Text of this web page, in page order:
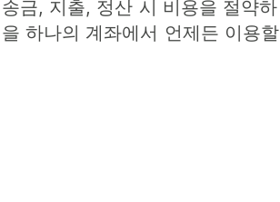
금, 지출, 정산 시 비용을 절약하
하나의 계좌에서 언제든 이용할